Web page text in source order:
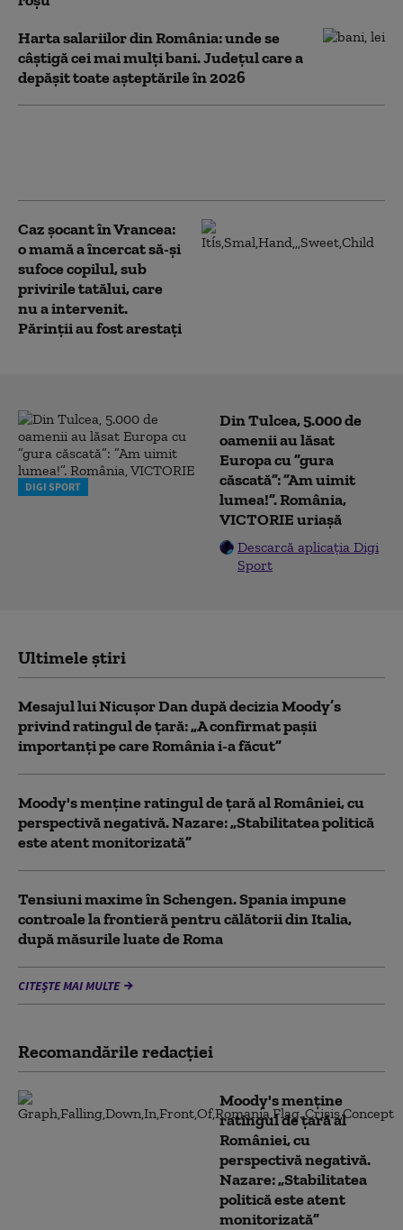
Harta salariilor din România: unde se
câștigă cei mai mulți bani. Județul care a
depășit toate așteptările în 2026
Caz șocant în Vrancea:
o mamă a încercat să-și
sufoce copilul, sub
privirile tatălui, care
nu a intervenit.
Părinții au fost arestați
DIGI SPORT
Din Tulcea, 5.000 de
oamenii au lăsat
Europa cu ”gura
căscată”: ”Am uimit
lumea!”. România,
VICTORIE uriașă
Descarcă aplicația Digi
Sport
Ultimele știri
Mesajul lui Nicușor Dan după decizia Moody’s
privind ratingul de țară: „A confirmat pașii
importanți pe care România i-a făcut”
Moody's menține ratingul de țară al României, cu
perspectivă negativă. Nazare: „Stabilitatea politică
este atent monitorizată”
Tensiuni maxime în Schengen. Spania impune
controale la frontieră pentru călătorii din Italia,
după măsurile luate de Roma
CITEȘTE MAI MULTE
Recomandările redacţiei
Moody's menține
ratingul de țară al
României, cu
perspectivă negativă.
Nazare: „Stabilitatea
politică este atent
monitorizată”